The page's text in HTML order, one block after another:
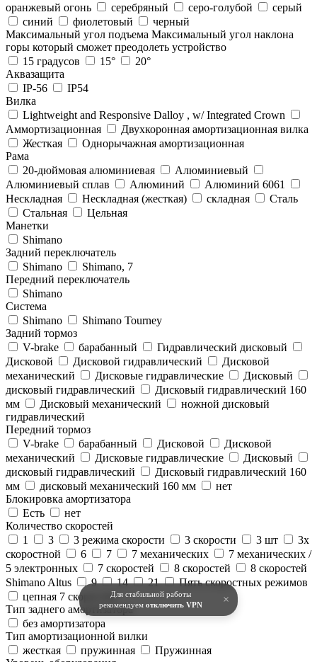
Для стабильной работы
рекомендуем отключить VPN ×
оранжевый огонь
серебряный серо-голубой
серый
синий
фиолетовый
черный
Максимальный угол подъема Максимальный угол наклона
горы который сможет преодолеть устройство
15 градусов
15°
20°
Аквазащита
IP-56
IP54
Вилка
Lightweight and Responsive Dalloy , w/ Integrated Crown
Аммортизационная
Двухкоронная амортизационная вилка
Жесткая
Однорычажная амортизационная
Рама
20-дюймовая алюминиевая
Алюминиевый
Алюминиевый сплав
Алюминий
Алюминий 6061
Нескладная
Нескладная (жесткая) складная
Сталь
Стальная
Цельная
Манетки
Shimano
Задний переключатель
Shimano
Shimano, 7
Передний переключатель
Shimano
Система
Shimano
Shimano Tourney
Задний тормоз
V-brake
барабанный
Гидравлический дисковый
Дисковой
Дисковой гидравлический
Дисковой
механический
Дисковые гидравлические
Дисковый
дисковый гидравлический
Дисковый гидравлический 160
мм
Дисковый механический
ножной дисковый
гидравлический
Передний тормоз
V-brake
барабанный Дисковой
Дисковой
механический
Дисковые гидравлические
Дисковый
дисковый гидравлический
Дисковый гидравлический 160
мм
дисковый механический 160 мм
нет
Блокировка амортизатора
Есть
нет
Количество скоростей
1
3 3 режима скорости 3 скорости 3 шт
3х
скоростной
6 7 7 механических
7 механических /
5 электронных
7 скоростей 8 скоростей
8 скоростей
Shimano Altus
9 14 21
Пять скоростных режимов
цепная 7 скоростей
Тип заднего амортизатора
без амортизатора
Тип амортизационной вилки
жесткая
пружинная
Пружинная